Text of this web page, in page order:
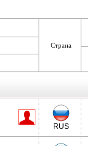
Страна
RUS